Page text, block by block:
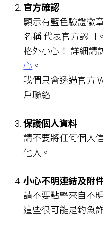
官方確認
顯示有藍色驗證徽
名稱 代表官方認可
格外小心！ 詳細請
心 。
我們只會透過官方
戶聯絡
保護個人資料
請不要將任何個人
他人。
小心不明連結及附
請不要點擊來自不
這些很可能是釣魚